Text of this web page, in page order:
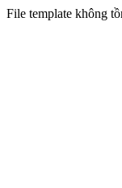
File template không